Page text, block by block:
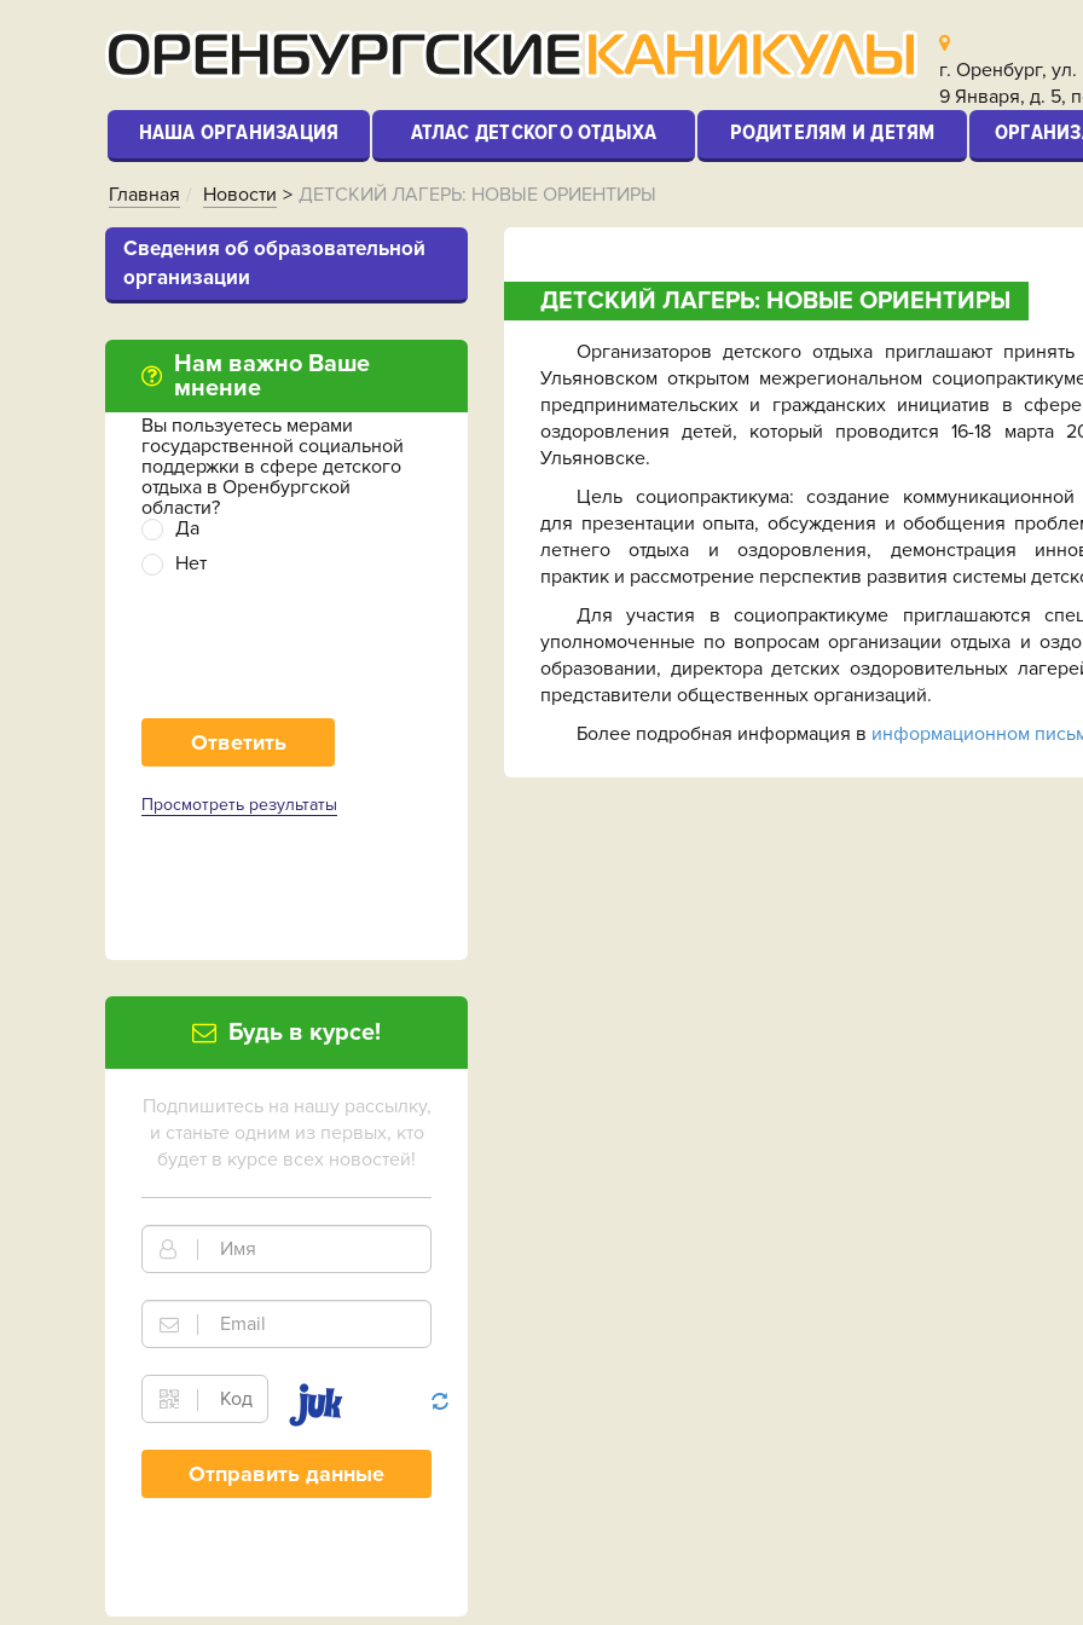
г. Оренбург,
9 Января, д. 5,
НАША ОРГАНИЗАЦИЯ АТЛАС ДЕТСКОГО ОТДЫХА РОДИТЕЛЯМ И ДЕТЯМ
Главная Новости ДЕТСКИЙ ЛАГЕРЬ: НОВЫЕ ОРИЕНТИРЫ
ДЕТСКИЙ ЛАГЕРЬ: НОВЫЕ ОРИЕНТИРЫ
Организаторов детского отдыха приглашают
Ульяновском открытом межрегиональном
предпринимательских и гражданских инициатив в
оздоровления детей, который проводится 16-18 марта
Ульяновске.
Цель социопрактикума: создание
для презентации опыта, обсуждения и обобщения
летнего отдыха и оздоровления, демонстрация
практик и рассмотрение перспектив развития системы
Для участия в социопрактикуме приглашаются
уполномоченные по вопросам организации отдыха и
образовании, директора детских оздоровительных
представители общественных организаций.
Более подробная информация в информационном
Cведения об образовательной
организации
Нам важно Ваше
мнение
Вы пользуетесь мерами
государственной социальной
поддержки в сфере детского
отдыха в Оренбургской
области?
Да
Нет
Просмотреть результаты
Будь в курсе!
Подпишитесь на нашу рассылку,
и станьте одним из первых, кто
будет в курсе всех новостей!